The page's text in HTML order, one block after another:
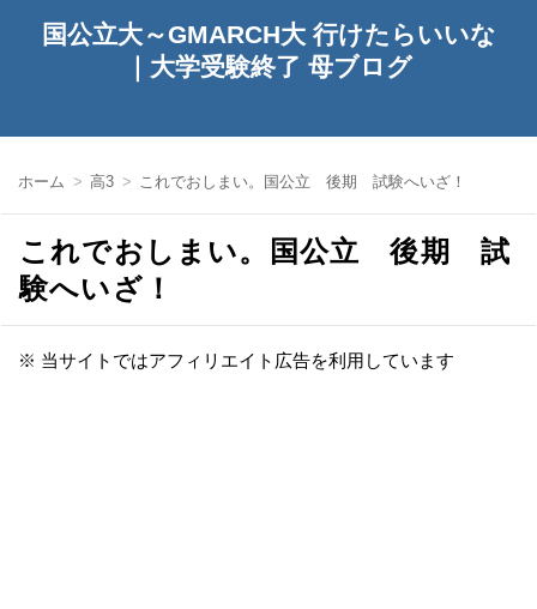
国公立大～GMARCH大 行けたらいいな
｜大学受験終了 母ブログ
ホーム 高3 これでおしまい。国公立 後期 試験へいざ！
これでおしまい。国公立 後期 試
験へいざ！
※ 当サイトではアフィリエイト広告を利用しています